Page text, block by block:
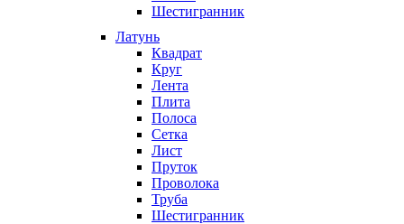
Шестигранник
Латунь
Квадрат
Круг
Лента
Плита
Полоса
Сетка
Лист
Пруток
Проволока
Труба
Шестигранник